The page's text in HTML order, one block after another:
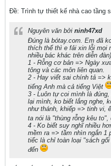
Ðề: Trình tự thiết kế nhà cao tầng
Nguyên văn bởi ninh47xd
Đúng là bótay.com. Em đã
thích thế thì e fải xin lỗi mọi
nhiều bác khác trên diễn
1 - Rỗng cơ bản => Ngày
tông và các môn liên quan.
2 - Hay viết sai chính tả =>
tiếng Anh mà cả tiếng Việt
3 - Luôn tự coi mình là
lại mình, ko biết lắng nghe,
như thánh, khiếp => tinh vi,
ta nói là "thùng rỗng kêu
4 - Ko biết suy nghĩ nhiều
mềm ra => tầm nhìn ngắn 1
tiếc là chỉ toàn loại "sách
đến